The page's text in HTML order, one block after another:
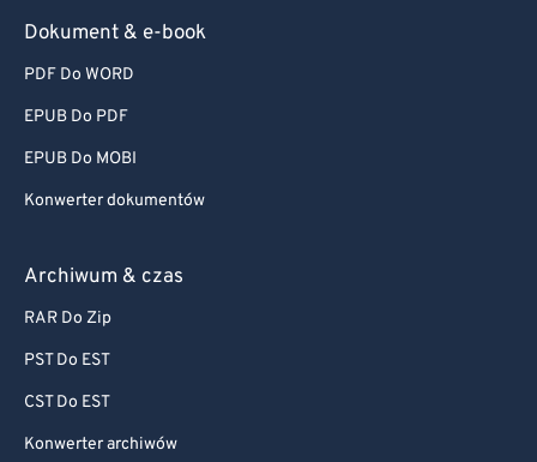
Dokument & e-book
PDF Do WORD
EPUB Do PDF
EPUB Do MOBI
Konwerter dokumentów
Archiwum & czas
RAR Do Zip
PST Do EST
CST Do EST
Konwerter archiwów